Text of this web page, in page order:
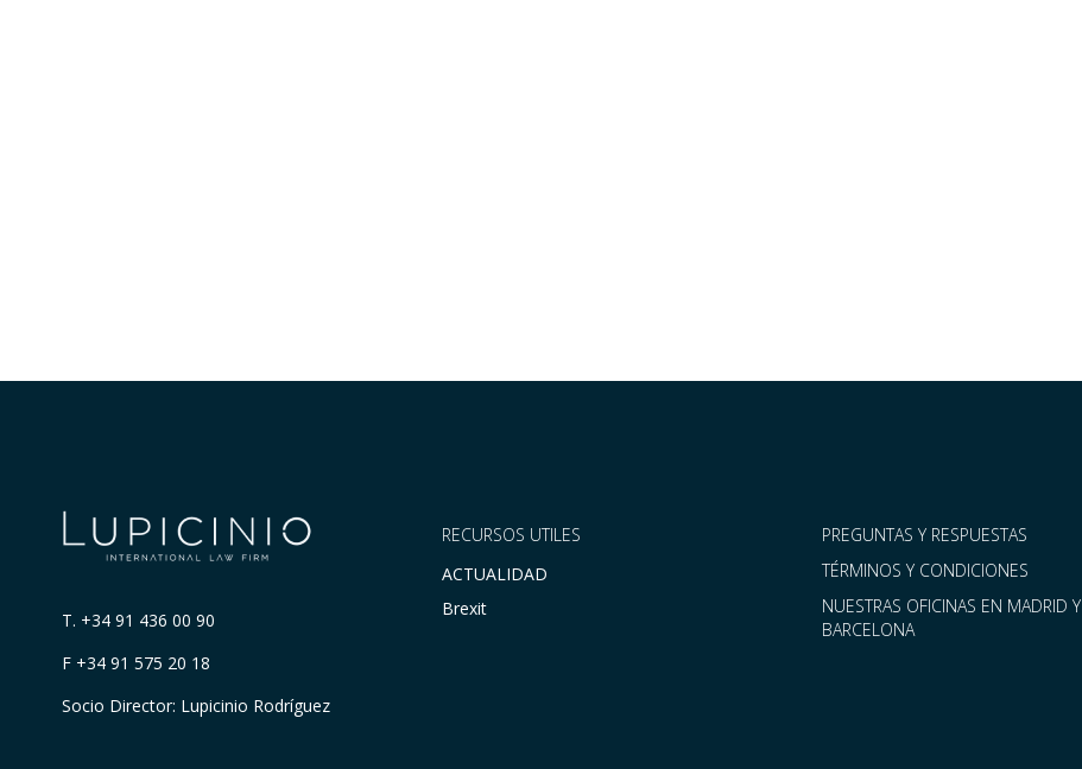
T. +34 91 436 00 90
F +34 91 575 20 18
Socio Director: Lupicinio Rodríguez
RECURSOS UTILES
ACTUALIDAD
Brexit
PREGUNTAS Y RESPUESTAS
TÉRMINOS Y CONDICIONES
NUESTRAS OFICINAS EN MADRID Y
BARCELONA